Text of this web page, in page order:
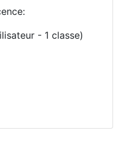
:
- 1 classe)